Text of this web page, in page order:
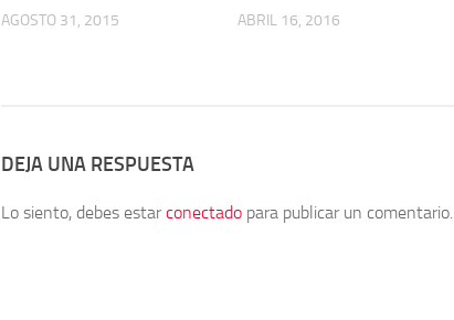
AGOSTO 31, 2015 ABRIL 16, 2016
DEJA UNA RESPUESTA
Lo siento, debes estarconectado para publicar un comentario.